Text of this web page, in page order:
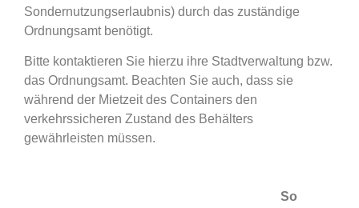
Sondernutzungserlaubnis) durch das zuständige
Ordnungsamt benötigt.
Bitte kontaktieren Sie hierzu ihre Stadtverwaltung bzw.
das Ordnungsamt. Beachten Sie auch, dass sie
während der Mietzeit des Containers den
verkehrssicheren Zustand des Behälters
gewährleisten müssen.
So